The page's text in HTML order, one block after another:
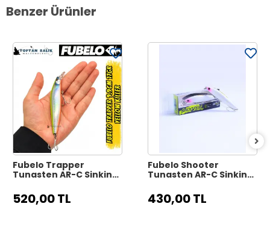
Benzer Ürünler
Fubelo Trapper
Tungsten AR-C Sinking
- Yellow Killer
520,00 TL
Fubelo Shooter
Tungsten AR-C Sinking
Mor Kafa
430,00 TL